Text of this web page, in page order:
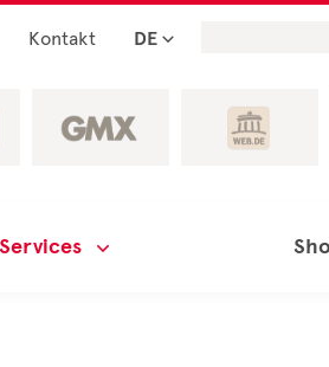
Kontakt DE
Services